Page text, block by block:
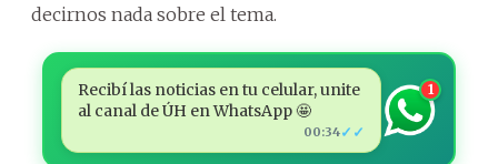
decirnos nada sobre el tema.
Recibí las noticias en tu celular, unite
al canal de ÚH en WhatsApp 🤩
00:34✓✓
1